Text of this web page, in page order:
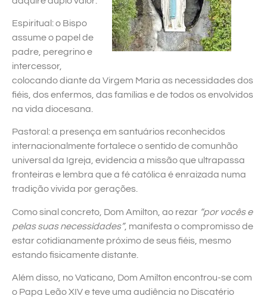
Espiritual: o Bispo
assume o papel de
padre, peregrino e
intercessor,
colocando diante da Virgem Maria as necessidades dos
fiéis, dos enfermos, das famílias e de todos os envolvidos
na vida diocesana.
Pastoral: a presença em santuários reconhecidos
internacionalmente fortalece o sentido de comunhão
universal da Igreja, evidencia a missão que ultrapassa
fronteiras e lembra que a fé católica é enraizada numa
tradição vivida por gerações.
Como sinal concreto, Dom Amilton, ao rezar “por vocês e
pelas suas necessidades”, manifesta o compromisso de
estar cotidianamente próximo de seus fiéis, mesmo
estando fisicamente distante.
Além disso, no Vaticano, Dom Amilton encontrou-se com
o Papa Leão XIV e teve uma audiência no Discatério